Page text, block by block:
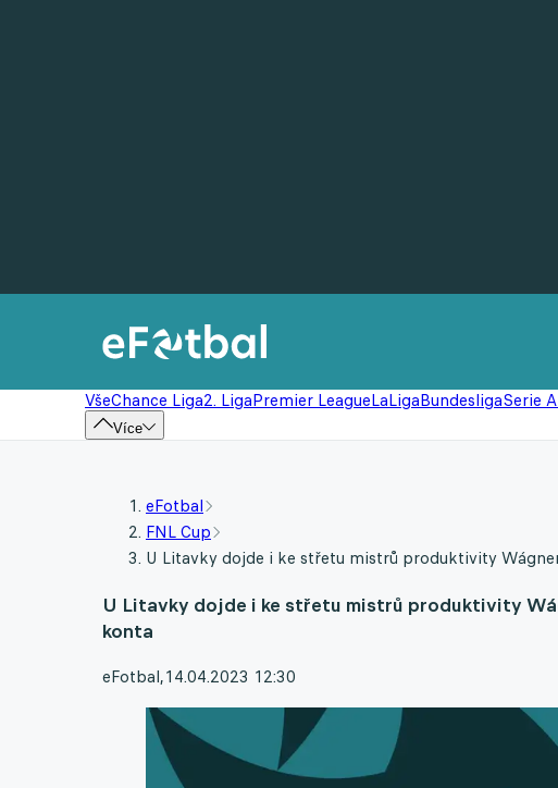
VšeChance Liga2. LigaPremier LeagueLaLigaBundesligaSerie A
Více
eFotbal
FNL Cup
U Litavky dojde i ke střetu mistrů produktivity
U Litavky dojde i ke střetu mistrů produktivity
konta
eFotbal,14.04.2023 12:30